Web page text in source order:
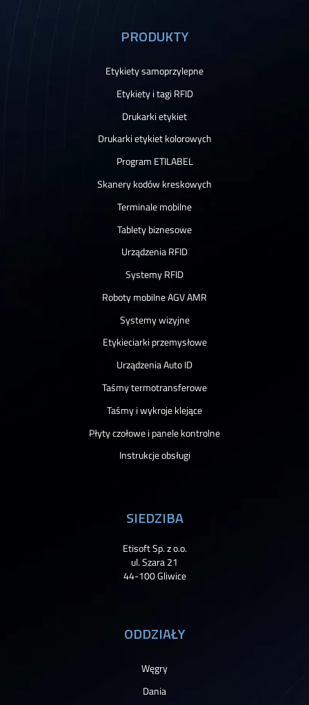
PRODUKTY
Etykiety samoprzylepne
Etykiety i tagi RFID
Drukarki etykiet
Drukarki etykiet kolorowych
Program ETILABEL
Skanery kodów kreskowych
Terminale mobilne
Tablety biznesowe
Urządzenia RFID
Systemy RFID
Roboty mobilne AGV AMR
Systemy wizyjne
Etykieciarki przemysłowe
Urządzenia Auto ID
Taśmy termotransferowe
Taśmy i wykroje klejące
Płyty czołowe i panele kontrolne
Instrukcje obsługi
SIEDZIBA
Etisoft Sp. z o.o.
ul. Szara 21
44-100 Gliwice
ODDZIAŁY
Węgry
Dania